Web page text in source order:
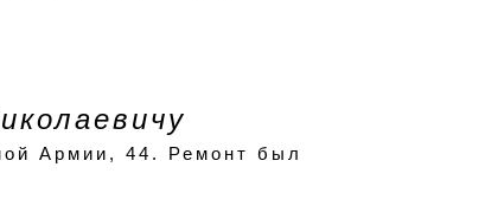
Армии, 44. Ремонт был